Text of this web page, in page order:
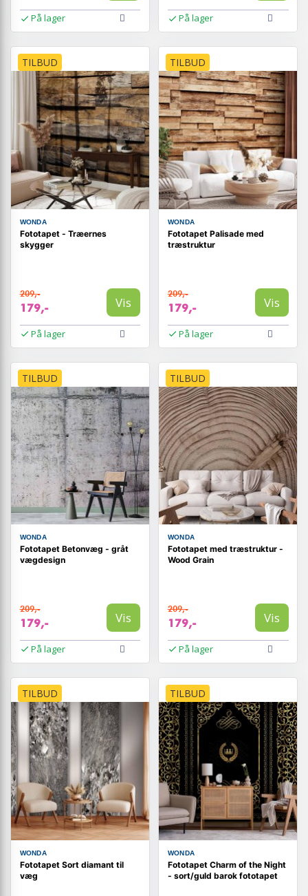
På lager På lager
TILBUD
WONDA
Fototapet - Træernes
skygger
209,-
179,- Vis
På lager
TILBUD
WONDA
Fototapet Palisade med
træstruktur
209,-
179,- Vis
På lager
TILBUD
WONDA
Fototapet Betonvæg - gråt
vægdesign
209,-
179,- Vis
På lager
TILBUD
WONDA
Fototapet med træstruktur -
Wood Grain
209,-
179,- Vis
På lager
TILBUD
WONDA
Fototapet Sort diamant til
væg
TILBUD
WONDA
Fototapet Charm of the Night
- sort/guld barok fototapet